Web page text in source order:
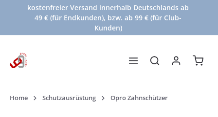
Zum Hauptinhalt springen
kostenfreier Versand innerhalb Deutschlands ab
49 € (für Endkunden), bzw. ab 99 € (für Club-
Kunden)
Home Schutzausrüstung Opro Zahnschützer